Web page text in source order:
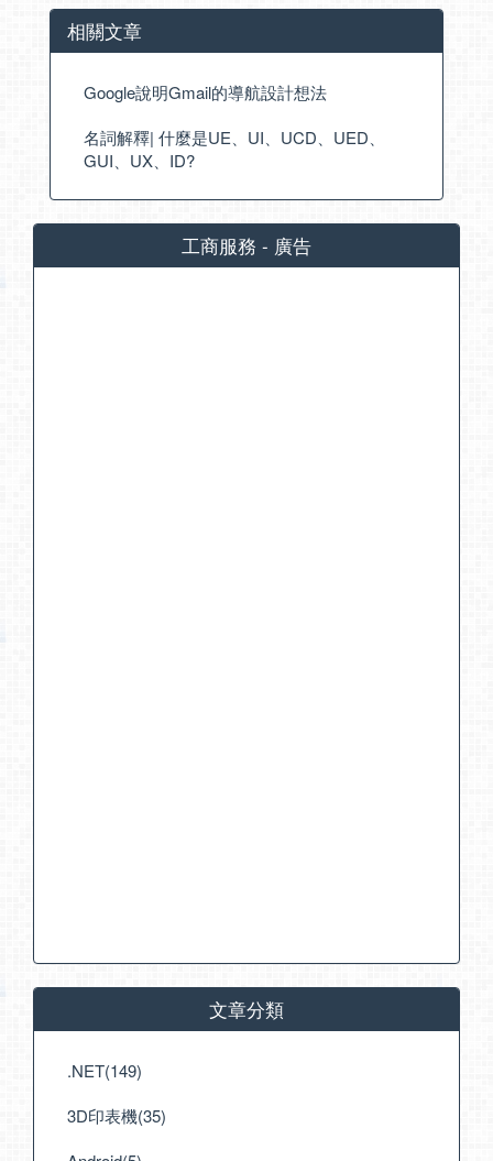
相關文章
Google說明Gmail的導航設計想法
名詞解釋| 什麼是UE、UI、UCD、UED、
GUI、UX、ID?
工商服務 - 廣告
文章分類
.NET(149)
3D印表機(35)